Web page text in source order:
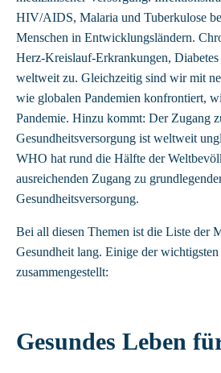
HIV/AIDS, Malaria und Tuberkulose
Menschen in Entwicklungsländern.
Herz-Kreislauf-Erkrankungen,
weltweit zu. Gleichzeitig sind wir mit
wie globalen Pandemien konfrontiert,
Pandemie. Hinzu kommt: Der Zugang
Gesundheitsversorgung ist weltweit
WHO hat rund die Hälfte der
ausreichenden Zugang zu
Gesundheitsversorgung.
Bei all diesen Themen ist die Liste der
Gesundheit lang. Einige der
zusammengestellt:
Gesundes Leben